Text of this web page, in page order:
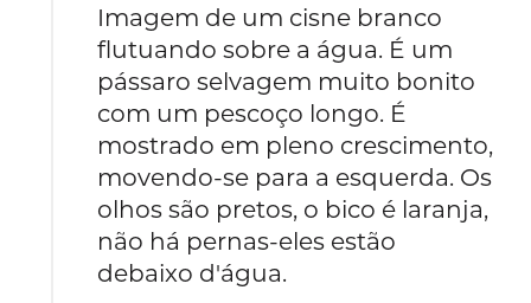
Imagem de um cisne branco
flutuando sobre a água. É um
pássaro selvagem muito bonito
com um pescoço longo. É
mostrado em pleno crescimento,
movendo-se para a esquerda. Os
olhos são pretos, o bico é laranja,
não há pernas-eles estão
debaixo d'água.